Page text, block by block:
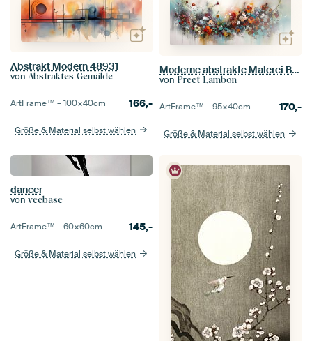
Abstrakt Modern 48931
von Abstraktes Gemälde
ArtFrame™ –100×40cm 166,-
Größe & Material selbst wählen
Moderne abstrakte Malerei Blumen
von Preet Lambon
ArtFrame™ –95×40cm 170,-
Größe & Material selbst wählen
dancer
von vecbase
ArtFrame™ –60×60cm 145,-
Größe & Material selbst wählen